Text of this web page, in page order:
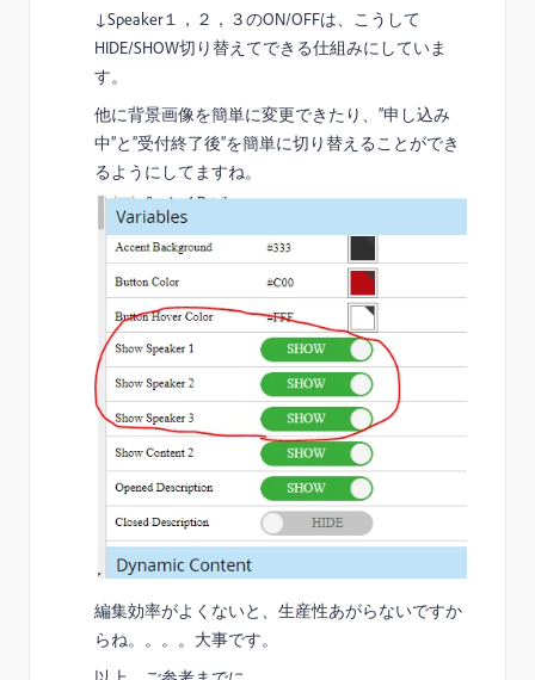
↓Speaker１，２，３のON/OFFは、こうして
HIDE/SHOW切り替えてできる仕組みにしていま
す。
他に背景画像を簡単に変更できたり、”申し込み
中”と”受付終了後”を簡単に切り替えることができ
るようにしてますね。
編集効率がよくないと、生産性あがらないですか
らね。。。。大事です。